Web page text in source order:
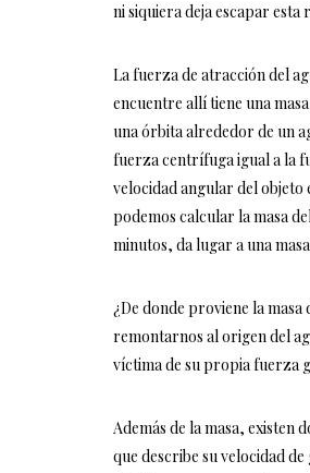
ni siquiera deja escapar
La fuerza de atracción del
encuentre allí tiene una
una órbita alrededor de un
fuerza centrífuga igual a la
velocidad angular del objeto
podemos calcular la masa
minutos, da lugar a una
¿De donde proviene la
remontarnos al origen del
víctima de su propia fuerza
Además de la masa,
que describe su velocidad